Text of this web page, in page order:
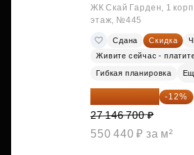
ЖК Скай Гарден, 1
этаж, №445
Сдана Скидка
Живите сейчас -
Гибкая планировка
23 889 096 ₽ -12%
27 146 700 ₽
550 440 ₽ за м²